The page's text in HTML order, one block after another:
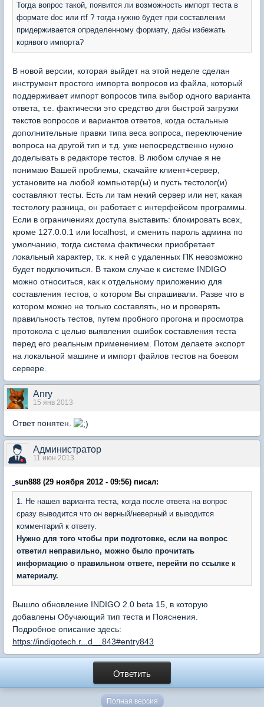
Тогда вопрос такой, появится ли возможность импорт теста в
формате doc или rtf ? тогда нужно будет при составлении
придерживается определенному формату, дабы избежать
корявого импорта?
В новой версии, которая выйдет на этой неделе сделан
инструмент простого импорта вопросов из файла, который
поддерживает импорт вопросов типа выбор одного варианта
ответа, т.е. фактически это средство для быстрой загрузки
текстов вопросов и вариантов ответов, когда остальные
дополнительные правки типа веса вопроса, переключение
вопроса на другой тип и т.д. уже непосредственно нужно
доделывать в редакторе тестов. В любом случае я не
понимаю Вашей проблемы, скачайте клиент+сервер,
установите на любой компьютер(ы) и пусть тестолог(и)
составляют тесты. Есть ли там некий сервер или нет, какая
тестологу разница, он работает с интерфейсом программы.
Если в ограничениях доступа выставить: блокировать всех,
кроме 127.0.0.1 или localhost, и сменить пароль админа по
умолчанию, тогда система фактически приобретает
локальный характер, т.к. к ней с удаленных ПК невозможно
будет подключиться. В таком случае к системе INDIGO
можно относиться, как к отдельному приложению для
составления тестов, о котором Вы спрашивали. Разве что в
котором можно не только составлять, но и проверять
правильность тестов, путем пробного прогона и просмотра
протокола с целью выявления ошибок составления теста
перед его реальным применением. Потом делаете экспорт
на локальной машине и импорт файлов тестов на боевом
сервере.
Anry
15 янв 2013
Ответ понятен.
Администратор
11 июн 2013
sun888 (29 ноября 2012 - 09:56) писал:
1. Не нашел варианта теста, когда после ответа на вопрос
сразу выводится что он верный/неверный и выводится
комментарий к ответу.
Нужно для того чтобы при подготовке, если на вопрос
ответил неправильно, можно было прочитать
информацию о правильном ответе, перейти по ссылке к
материалу.
Вышло обновление INDIGO 2.0 beta 15, в которую
добавлены Обучающий тип теста и Пояснения.
Подробное описание здесь:
https://indigotech.r...d__843#entry843
Ответить
Полная версия